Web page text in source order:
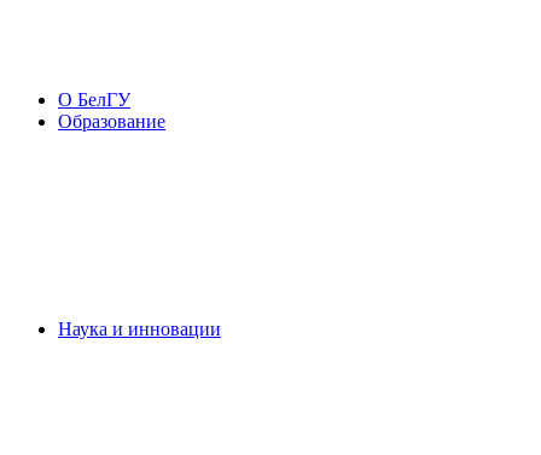
О БелГУ
Образование
Наука и инновации